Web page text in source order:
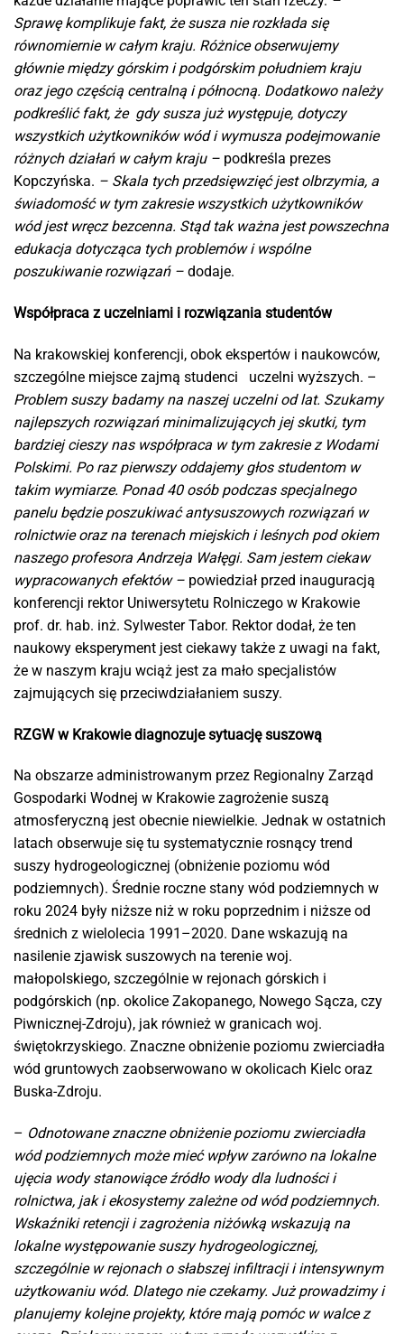
Sprawę komplikuje fakt, że susza nie rozkłada się
równomiernie w całym kraju. Różnice obserwujemy
głównie między górskim i podgórskim południem kraju
oraz jego częścią centralną i północną. Dodatkowo należy
podkreślić fakt, że gdy susza już występuje, dotyczy
wszystkich użytkowników wód i wymusza podejmowanie
różnych działań w całym kraju – podkreśla prezes
Kopczyńska. – Skala tych przedsięwzięć jest olbrzymia, a
świadomość w tym zakresie wszystkich użytkowników
wód jest wręcz bezcenna. Stąd tak ważna jest powszechna
edukacja dotycząca tych problemów i wspólne
poszukiwanie rozwiązań – dodaje.
Współpraca z uczelniami i rozwiązania studentów
Na krakowskiej konferencji, obok ekspertów i naukowców,
szczególne miejsce zajmą studenci uczelni wyższych. –
Problem suszy badamy na naszej uczelni od lat. Szukamy
najlepszych rozwiązań minimalizujących jej skutki, tym
bardziej cieszy nas współpraca w tym zakresie z Wodami
Polskimi. Po raz pierwszy oddajemy głos studentom w
takim wymiarze. Ponad 40 osób podczas specjalnego
panelu będzie poszukiwać antysuszowych rozwiązań w
rolnictwie oraz na terenach miejskich i leśnych pod okiem
naszego profesora Andrzeja Wałęgi. Sam jestem ciekaw
wypracowanych efektów – powiedział przed inauguracją
konferencji rektor Uniwersytetu Rolniczego w Krakowie
prof. dr. hab. inż. Sylwester Tabor. Rektor dodał, że ten
naukowy eksperyment jest ciekawy także z uwagi na fakt,
że w naszym kraju wciąż jest za mało specjalistów
zajmujących się przeciwdziałaniem suszy.
RZGW w Krakowie diagnozuje sytuację suszową
Na obszarze administrowanym przez Regionalny Zarząd
Gospodarki Wodnej w Krakowie zagrożenie suszą
atmosferyczną jest obecnie niewielkie. Jednak w ostatnich
latach obserwuje się tu systematycznie rosnący trend
suszy hydrogeologicznej (obniżenie poziomu wód
podziemnych). Średnie roczne stany wód podziemnych w
roku 2024 były niższe niż w roku poprzednim i niższe od
średnich z wielolecia 1991–2020. Dane wskazują na
nasilenie zjawisk suszowych na terenie woj.
małopolskiego, szczególnie w rejonach górskich i
podgórskich (np. okolice Zakopanego, Nowego Sącza, czy
Piwnicznej-Zdroju), jak również w granicach woj.
świętokrzyskiego. Znaczne obniżenie poziomu zwierciadła
wód gruntowych zaobserwowano w okolicach Kielc oraz
Buska-Zdroju.
– Odnotowane znaczne obniżenie poziomu zwierciadła
wód podziemnych może mieć wpływ zarówno na lokalne
ujęcia wody stanowiące źródło wody dla ludności i
rolnictwa, jak i ekosystemy zależne od wód podziemnych.
Wskaźniki retencji i zagrożenia niżówką wskazują na
lokalne występowanie suszy hydrogeologicznej,
szczególnie w rejonach o słabszej infiltracji i intensywnym
użytkowaniu wód. Dlatego nie czekamy. Już prowadzimy i
planujemy kolejne projekty, które mają pomóc w walce z